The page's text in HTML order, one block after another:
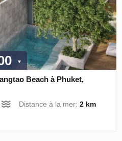
Beach à Phuket,
Distance à la mer:2 km